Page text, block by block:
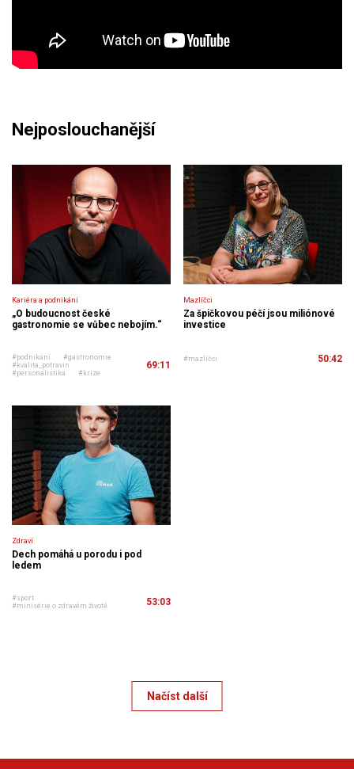
Nejposlouchanější
Kariéra a podnikání
„O budoucnost české
gastronomie se vůbec nebojím.“
#podnikání
#gastronomie
#kvalita_potravin
#personalistika
#krize
69:11
Mazlíčci
Za špičkovou péčí jsou miliónové
investice
#mazlíčci 50:42
Zdraví
Dech pomáhá u porodu i pod
ledem
#sport
#minisérie o zdravém životě
53:03
Načíst další